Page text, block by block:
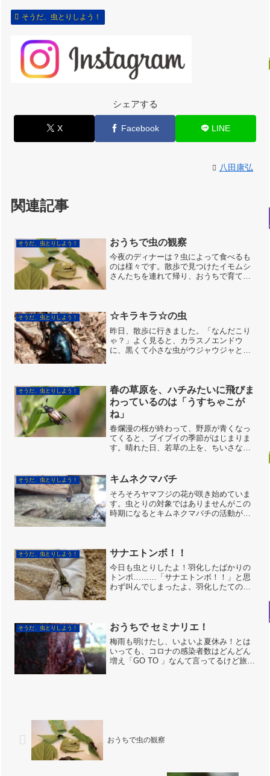
そうだ、虫とりしよう！
シェアする
X Facebook LINE
八田康弘
関連記事
そうだ、虫とりしよう！ おうちで虫の観察
今夜のディナーは？虫によって食べるも
のは様々です。散歩で見つけたイモムシ
さんたちを連れて帰り、おうちで育てて
い針が刺さっているよ！」...
そうだ、虫とりしよう！ ☆キラキラ☆の虫
昨日、散歩に行きました。「なんだこり
ゃ？」よく見ると、カラスノエンドウ
に、黒くて小さな虫がウジャウジャと動
の成虫(毒があるそうです)...
そうだ、虫とりしよう！
春の草原を、ハチみたいに飛びま
わっているのは「うすちゃこが
ね」
春爛漫の桜が終わって、野原が青くなっ
てくると、ブイブイの季節がはじまりま
す。晴れた日、若草の上を、ちいさなブ
止まらない。知らない人は気づかないで
しょうね。ウスチャコガネ...
そうだ、虫とりしよう！ キムネクマバチ
そろそろヤマフジの花が咲き始めていま
す。虫とりの対象ではありませんがこの
時期になるとキムネクマバチの活動が活
何匹かのキムネクマバチを...
そうだ、虫とりしよう！ サナエトンボ！！
今日も虫とりしたよ！羽化したばかりの
トンボ………「サナエトンボ！！」と思
わず叫んでしまったよ。羽化したてのタ
優）今日は優くんと一緒...
そうだ、虫とりしよう！ おうちで セミナリエ！
梅雨も明けたし、いよいよ夏休み！とは
いっても、コロナの感染者数はどんどん
増え「GO TO 」なんて言ってるけど旅行
おうちで虫の観察